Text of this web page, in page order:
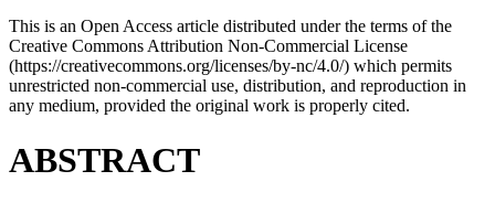
This is an Open Access article distributed under the terms of the
Creative Commons Attribution Non-Commercial License
(https://creativecommons.org/licenses/by-nc/4.0/) which permits
unrestricted non-commercial use, distribution, and reproduction in
any medium, provided the original work is properly cited.
ABSTRACT